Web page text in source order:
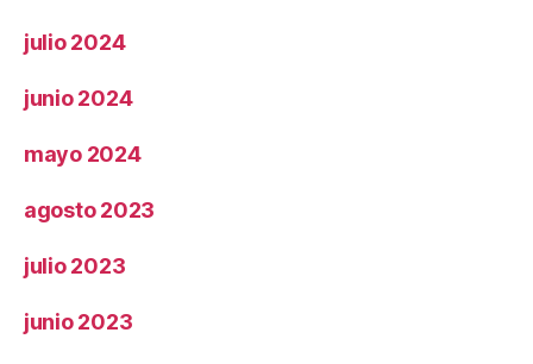
julio 2024
junio 2024
mayo 2024
agosto 2023
julio 2023
junio 2023